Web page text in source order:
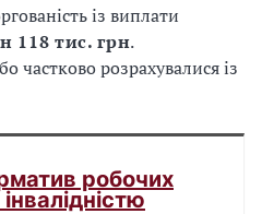
із виплати
118 тис. грн.
частково розрахувалися із
робочих